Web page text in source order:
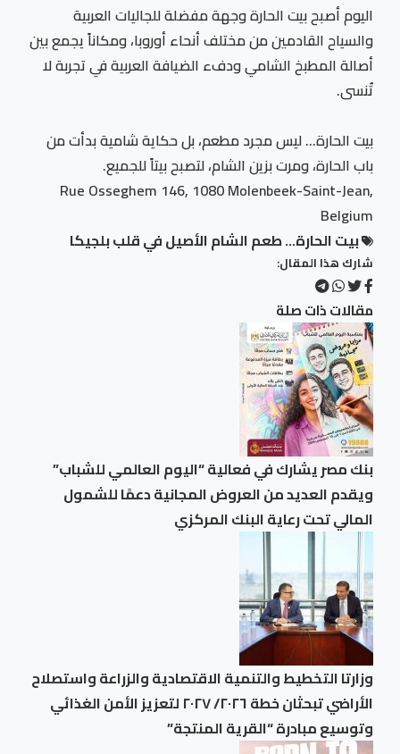
اليوم أصبح بيت الحارة وجهة مفضلة للجاليات العربية
والسياح القادمين من مختلف أنحاء أوروبا، ومكاناً يجمع بين
أصالة المطبخ الشامي ودفء الضيافة العربية في تجربة لا
تُنسى.
بيت الحارة… ليس مجرد مطعم، بل حكاية شامية بدأت من
باب الحارة، ومرت بزين الشام، لتصبح بيتاً للجميع.
Rue Osseghem 146, 1080 Molenbeek-Saint-Jean,
Belgium
بيت الحارة… طعم الشام الأصيل في قلب بلجيكا
شارك هذا المقال:
مقالات ذات صلة
بنك مصر يشارك في فعالية “اليوم العالمي للشباب”
ويقدم العديد من العروض المجانية دعمًا للشمول
المالي تحت رعاية البنك المركزي
وزارتا التخطيط والتنمية الاقتصادية والزراعة واستصلاح
الأراضي تبحثان خطة ٢٠٢٦/ ٢٠٢٧ لتعزيز الأمن الغذائي
وتوسيع مبادرة “القرية المنتجة”